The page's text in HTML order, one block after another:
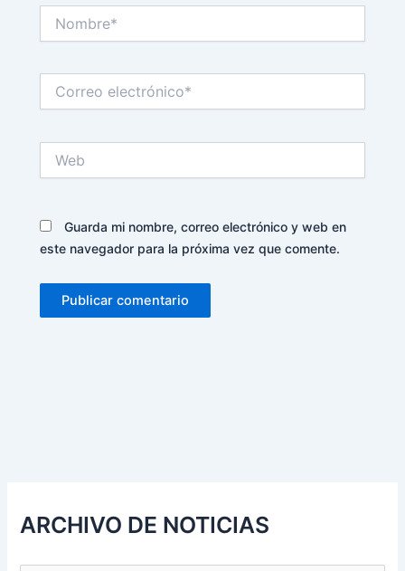
electrónico*
Guarda mi nombre, correo electrónico y web en
este navegador para la próxima vez que comente.
ARCHIVO DE NOTICIAS